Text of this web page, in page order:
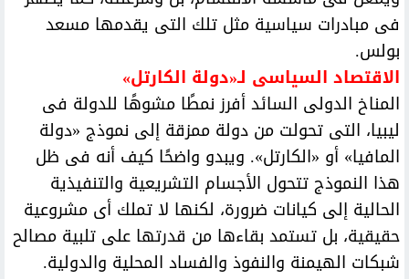
فى مبادرات سياسية مثل تلك التى يقدمها مسعد
بولس.
الاقتصاد السياسى لـ«دولة الكارتل»
المناخ الدولى السائد أفرز نمطًا مشوهًا للدولة فى
ليبيا، التى تحولت من دولة ممزقة إلى نموذج «دولة
المافيا» أو «الكارتل». ويبدو واضحًا كيف أنه فى ظل
هذا النموذج تتحول الأجسام التشريعية والتنفيذية
الحالية إلى كيانات ضرورة، لكنها لا تملك أى مشروعية
حقيقية، بل تستمد بقاءها من قدرتها على تلبية مصالح
شبكات الهيمنة والنفوذ والفساد المحلية والدولية.